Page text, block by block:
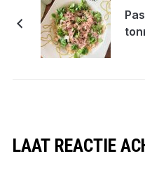
LAAT REACTIE